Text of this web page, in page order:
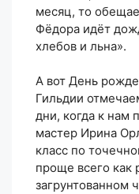
месяц, то
Фёдора идёт
хлебов и льна».
А вот День
Гильдии
дни, когда к нам
мастер Ирина
класс по
проще всего как
загрунтованном